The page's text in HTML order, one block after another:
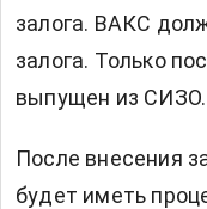
залога. ВАКС
залога. Только
выпущен из СИЗО.
После внесения
будет иметь